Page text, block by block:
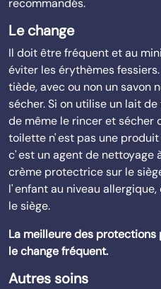
recommandés.
Le change
Il doit être fréquent et au
éviter les érythèmes
tiède, avec ou non un savon
sécher. Si on utilise un lait
de même le rincer et sécher
toilette n' est pas une
c' est un agent de nettoyage
crème protectrice sur le
l' enfant au niveau
le siège.
La meilleure des
le change fréquent.
Autres soins